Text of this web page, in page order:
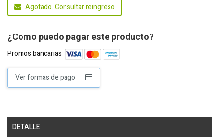
Agotado. Consultar reingreso
¿Como puedo pagar este producto?
Promos bancarias
Ver formas de pago
DETALLE